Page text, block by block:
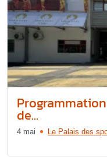
de...
4 mai Le Palais des